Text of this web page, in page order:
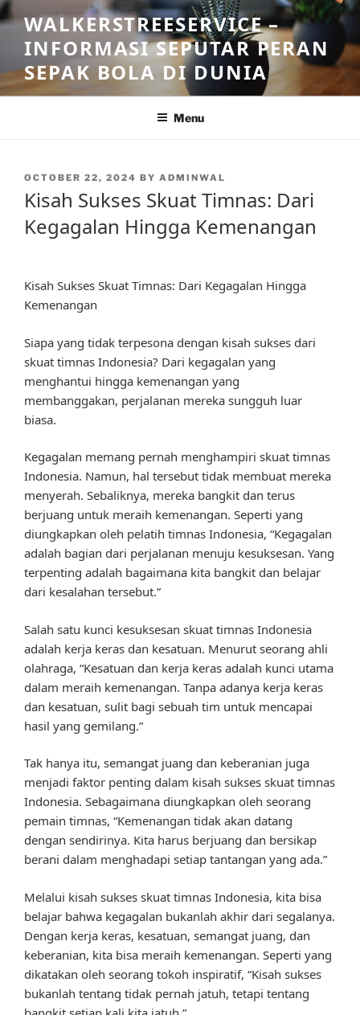
Skip
to
content
WALKERSTREESERVICE –
INFORMASI SEPUTAR PERAN
SEPAK BOLA DI DUNIA
Menu
POSTED
ON
OCTOBER 22, 2024 BY ADMINWAL
Kisah Sukses Skuat Timnas: Dari
Kegagalan Hingga Kemenangan
Kisah Sukses Skuat Timnas: Dari Kegagalan Hingga
Kemenangan
Siapa yang tidak terpesona dengan kisah sukses dari
skuat timnas Indonesia? Dari kegagalan yang
menghantui hingga kemenangan yang
membanggakan, perjalanan mereka sungguh luar
biasa.
Kegagalan memang pernah menghampiri skuat timnas
Indonesia. Namun, hal tersebut tidak membuat mereka
menyerah. Sebaliknya, mereka bangkit dan terus
berjuang untuk meraih kemenangan. Seperti yang
diungkapkan oleh pelatih timnas Indonesia, “Kegagalan
adalah bagian dari perjalanan menuju kesuksesan. Yang
terpenting adalah bagaimana kita bangkit dan belajar
dari kesalahan tersebut.”
Salah satu kunci kesuksesan skuat timnas Indonesia
adalah kerja keras dan kesatuan. Menurut seorang ahli
olahraga, “Kesatuan dan kerja keras adalah kunci utama
dalam meraih kemenangan. Tanpa adanya kerja keras
dan kesatuan, sulit bagi sebuah tim untuk mencapai
hasil yang gemilang.”
Tak hanya itu, semangat juang dan keberanian juga
menjadi faktor penting dalam kisah sukses skuat timnas
Indonesia. Sebagaimana diungkapkan oleh seorang
pemain timnas, “Kemenangan tidak akan datang
dengan sendirinya. Kita harus berjuang dan bersikap
berani dalam menghadapi setiap tantangan yang ada.”
Melalui kisah sukses skuat timnas Indonesia, kita bisa
belajar bahwa kegagalan bukanlah akhir dari segalanya.
Dengan kerja keras, kesatuan, semangat juang, dan
keberanian, kita bisa meraih kemenangan. Seperti yang
dikatakan oleh seorang tokoh inspiratif, “Kisah sukses
bukanlah tentang tidak pernah jatuh, tetapi tentang